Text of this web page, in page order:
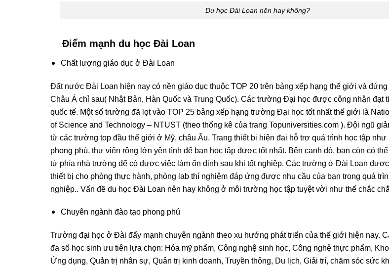
Du học Đài Loan nên hay không?
Điểm mạnh du học Đài Loan
Chất lượng giáo dục ở Đài Loan
Đất nước Đài Loan hiện nay có nền giáo dục thuộc TOP 20 trên bảng xếp hạng thế giới và đứng
Châu Á chỉ sau( Nhật Bản, Hàn Quốc và Trung Quốc). Các trường Đại học được công nhận đạt
quốc tế. Một số trường đã lọt vào TOP 25 bảng xếp hạng trường Đại học tốt nhất thế giới là
of Science and Technology – NTUST (theo thống kê của trang Topuniversities.com ). Đội ngũ
từ các trường top đầu thế giới ở Mỹ, châu Âu. Trang thiết bị hiện đại hỗ trợ quá trình học tập
phong phú, thư viện rộng lớn yên tĩnh để bạn học tập được tốt nhất. Bên cạnh đó, bạn còn có
từ phía nhà trường để có được việc làm ổn định sau khi tốt nghiệp. Các trường ở Đài Loan
thiết bị cho phòng thực hành, phòng lab thí nghiệm đáp ứng được nhu cầu của bạn trong quá
nghiệp.. Vấn đề du học Đài Loan nên hay không ở môi trường học tập tuyệt vời như thế chắc
Chuyên ngành đào tạo phong phú
Trường đại học ở Đài đẩy mạnh chuyên ngành theo xu hướng phát triển của thế giới hiện nay.
đa số học sinh ưu tiên lựa chọn: Hóa mỹ phẩm, Công nghệ sinh học, Công nghệ thực phẩm,
Ứng dụng, Quản trị nhân sự, Quản trị kinh doanh, Truyền thông, Du lịch, Giải trí, chăm sóc sức